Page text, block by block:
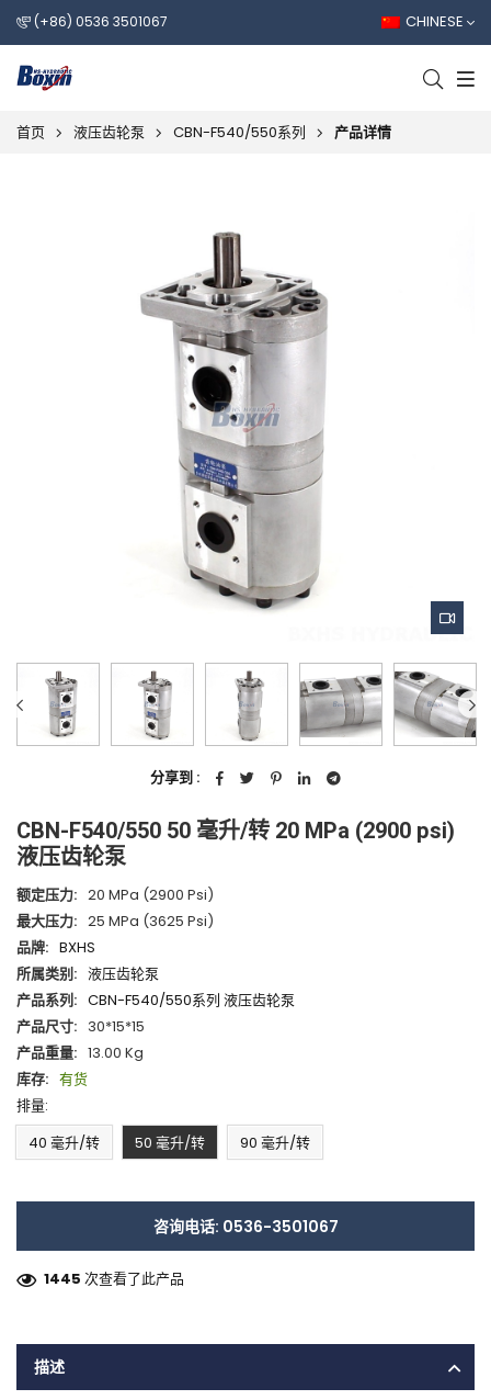
(+86) 0536 3501067 CHINESE
首页 液压齿轮泵 CBN-F540/550系列 产品详情
分享到 :
CBN-F540/550 50 毫升/转 20 MPa (2900 psi)
液压齿轮泵
额定压力: 20 MPa (2900 Psi)
最大压力: 25 MPa (3625 Psi)
品牌: BXHS
所属类别: 液压齿轮泵
产品系列: CBN-F540/550系列 液压齿轮泵
产品尺寸: 30*15*15
产品重量: 13.00 Kg
库存: 有货
排量:
40 毫升/转
50 毫升/转 90 毫升/转
咨询电话: 0536-3501067
1445 次查看了此产品
描述